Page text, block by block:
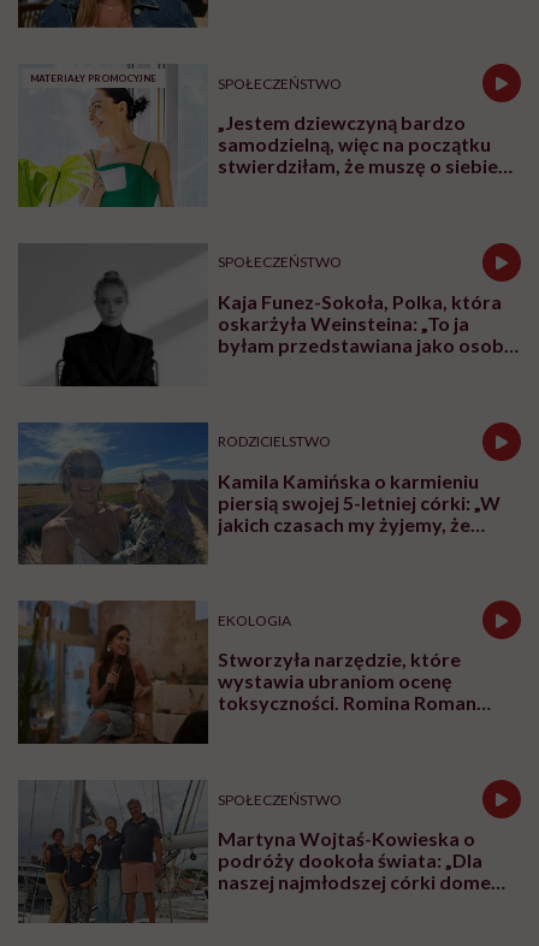
MATERIAŁY PROMOCYJNE SPOŁECZEŃSTWO
„Jestem dziewczyną bardzo
samodzielną, więc na początku
stwierdziłam, że muszę o siebie
SPOŁECZEŃSTWO
Kaja Funez-Sokoła, Polka, która
oskarżyła Weinsteina: „To ja
byłam przedstawiana jako osoba,
RODZICIELSTWO
Kamila Kamińska o karmieniu
piersią swojej 5-letniej córki: „W
jakich czasach my żyjemy, że
EKOLOGIA
Stworzyła narzędzie, które
wystawia ubraniom ocenę
toksyczności. Romina Roman
SPOŁECZEŃSTWO
Martyna Wojtaś-Kowieska o
podróży dookoła świata: „Dla
naszej najmłodszej córki domem